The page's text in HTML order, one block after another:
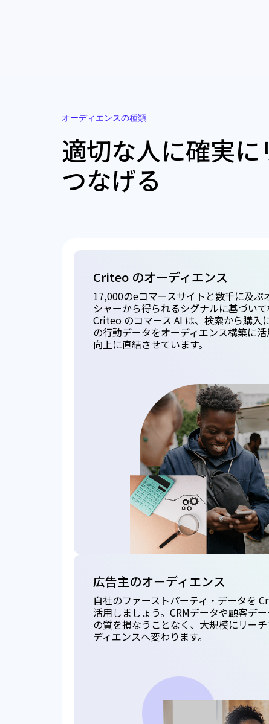
オーディエンスの種類
適切な人に確実
つなげる
Criteo のオーディエンス
17,000のeコマースサイトと数千に及ぶ
シャーから得られるシグナルに基づいて
Criteo のコマース AI は、検索から購入
の行動データをオーディエンス構築に
向上に直結させています。
広告主のオーディエンス
自社のファーストパーティ・データを
活用しましょう。CRMデータや顧客デ
の質を損なうことなく、大規模にリー
ディエンスへ変わります。